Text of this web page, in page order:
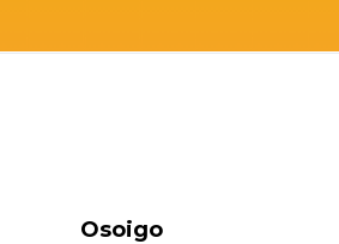
Osoigo